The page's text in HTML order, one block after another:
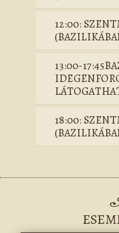
12:00:
13:00-
18:00: